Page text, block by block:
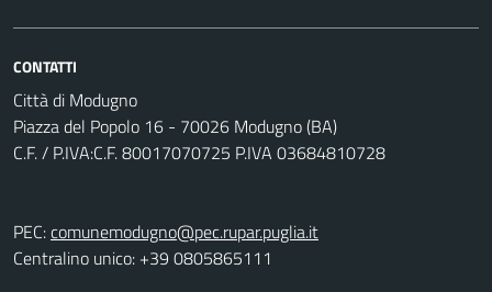
CONTATTI
Città di Modugno
Piazza del Popolo 16 - 70026 Modugno (BA)
C.F. / P.IVA:C.F. 80017070725 P.IVA 03684810728
PEC:comunemodugno@pec.rupar.puglia.it
Centralino unico: +39 0805865111